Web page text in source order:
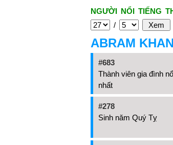
NGƯỜI NỔI TIẾNG
/
ABRAM
#683
Thành viên gia đình
nhất
#278
Sinh năm Quý Tỵ